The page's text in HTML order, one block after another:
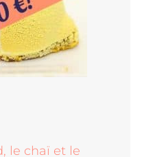
le chaï et le